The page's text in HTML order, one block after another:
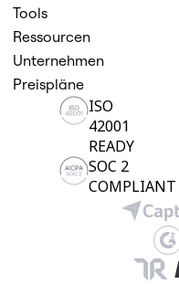
Tools
Ressourcen
Unternehmen
Preispläne
ISO
42001
READY
SOC 2
COMPLIANT